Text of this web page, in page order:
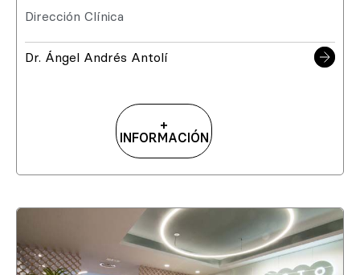
Dirección Clínica
Dr. Ángel Andrés Antolí
+
INFORMACIÓN